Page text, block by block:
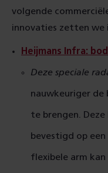
volgende
innovaties zetten we
Heijmans Infra:
Deze speciale
nauwkeuriger de
te brengen.
bevestigd op
flexibele arm